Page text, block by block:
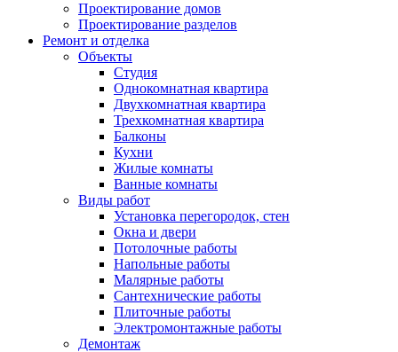
Проектирование домов
Проектирование разделов
Ремонт и отделка
Объекты
Студия
Однокомнатная квартира
Двухкомнатная квартира
Трехкомнатная квартира
Балконы
Кухни
Жилые комнаты
Ванные комнаты
Виды работ
Установка перегородок, стен
Окна и двери
Потолочные работы
Напольные работы
Малярные работы
Сантехнические работы
Плиточные работы
Электромонтажные работы
Демонтаж